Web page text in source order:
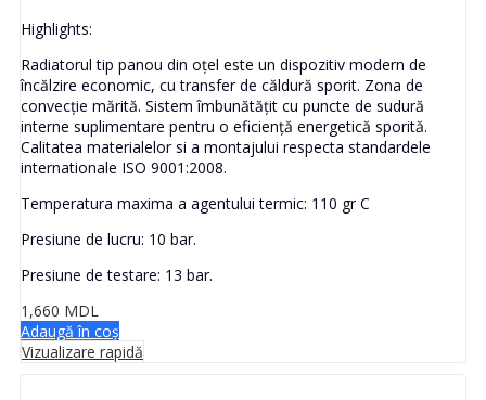
Highlights:
Radiatorul tip panou din oțel este un dispozitiv modern de
încălzire economic, cu transfer de căldură sporit. Zona de
convecție mărită. Sistem îmbunătățit cu puncte de sudură
interne suplimentare pentru o eficiență energetică sporită.
Calitatea materialelor si a montajului respecta standardele
internationale ISO 9001:2008.
Temperatura maxima a agentului termic: 110 gr C
Presiune de lucru: 10 bar.
Presiune de testare: 13 bar.
1,660 MDL
Adaugă în coș
Vizualizare rapidă